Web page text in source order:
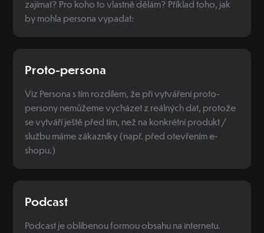
zajímat? Pro koho to vlastně dělám? Příklad toho, jak
by mohla persona vypadat:
Proto-persona
Viz Persona s tím rozdílem, že při vytváření proto-
persony nemůžeme vycházet z reálných dat, protože
se vytváří ještě před tím, než na konkrétní produkt /
službu máme zákazníky (např. před otevřením e-
shopu.)
Podcast
Podcast je oblíbenou formou obsahu na internetu.